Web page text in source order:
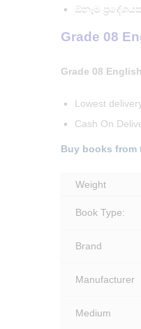
ඕනෑම
Grade 08
Grade 08 English
Lowest
Cash On
Buy books from
Weight
Book Type:
Brand
Manufacturer
Medium